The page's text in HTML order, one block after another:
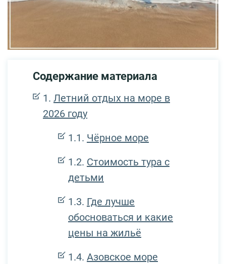
Содержание материала
Летний отдых на море в
2026 году
Чёрное море
Стоимость тура с
детьми
Где лучше
обосноваться и какие
цены на жильё
Азовское море